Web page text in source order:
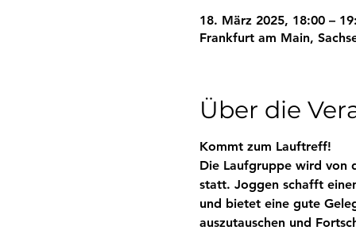
18. März 2025, 18:00 –
Frankfurt am Main,
Über die
Kommt zum Lauftreff!
Die Laufgruppe wird von
statt. Joggen schafft
und bietet eine gute
auszutauschen und